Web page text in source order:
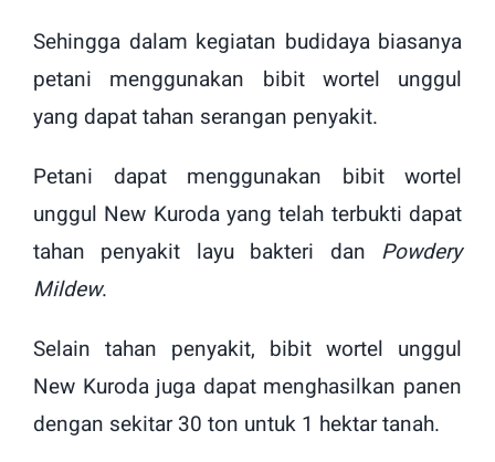
Sehingga dalam kegiatan budidaya biasanya
petani menggunakan bibit wortel unggul
yang dapat tahan serangan penyakit.
Petani dapat menggunakan bibit wortel
unggul New Kuroda yang telah terbukti dapat
tahan penyakit layu bakteri dan Powdery
Mildew.
Selain tahan penyakit, bibit wortel unggul
New Kuroda juga dapat menghasilkan panen
dengan sekitar 30 ton untuk 1 hektar tanah.